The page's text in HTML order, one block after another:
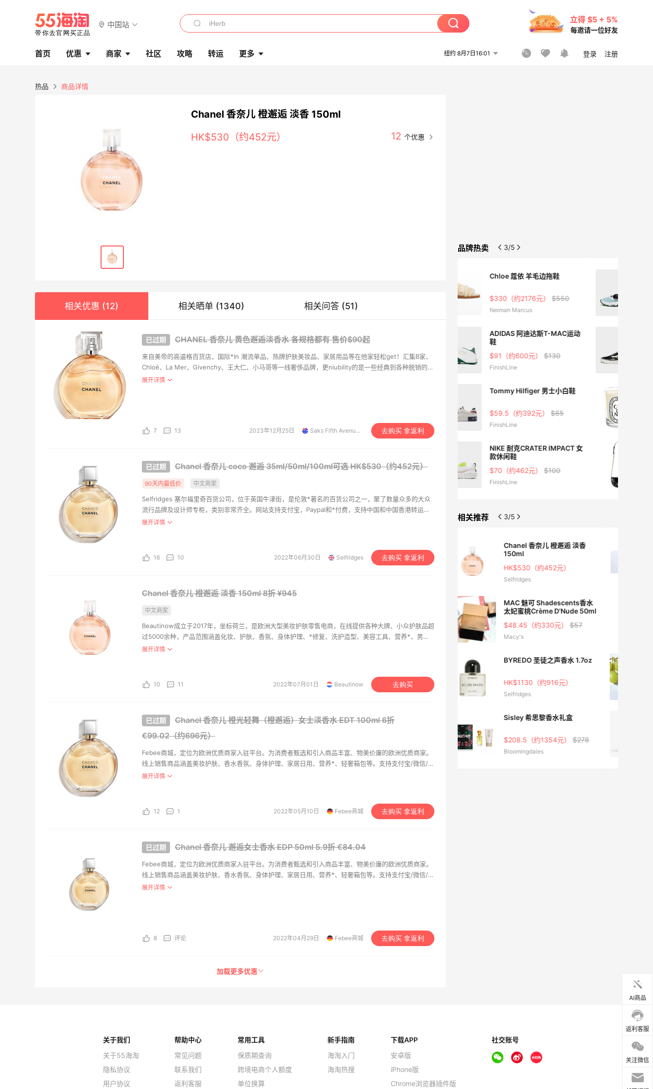
中国站
立得 $5 + 5%
每邀请一位好友
首页 优惠 商家 社区 攻略 转运 更多 纽约 8月7日16:01 登录 注册
热品 商品详情
Chanel 香奈儿 橙邂逅 淡香 150ml
HK$530（约452元）
12
相关优惠 (12) 相关晒单 (1340) 相关问答 (51)
CHANEL 香奈儿 黄色邂逅淡香水 各规格都有售价$90起
来自美帝的高逼格百货店，国际*In 潮流单品、热牌护肤美妆品、家居用品等在他家轻松get！汇集B家、
Chloé、La Mer、Givenchy、王大仁、小马哥等一线奢侈品牌，更niubility的是一些经典到各种脱销的限
量款也能在第五大道剁手带走。
展开详情
7 13 2023年12月25日 Saks Fifth Avenue APAC 去购买 拿返利
Chanel 香奈儿 coco 邂逅 35ml/50ml/100ml可选HK$530（约452元）
90天内最低价 中文商家
Selfridges 塞尔福里奇百货公司，位于英国牛津街，是伦敦*著名的百货公司之一，聚了数量众多的大众
流行品牌及设计师专柜，类别非常齐全。网站支持支付宝，Paypal和*付费，支持中国和中国香港转运地
址配送，邮费为225*，或者用360*参与全年全球免邮的Selfridges+计划。配送至中国一般5个工作日可
展开详情
16 10 2022年06月30日 Selfridges 去购买 拿返利
Chanel 香奈儿 橙邂逅 淡香 150ml8折 ¥945
中文商家
Beautinow成立于2017年，坐标荷兰，是欧洲大型美妆护肤零售电商，在线提供各种大牌、小众护肤品超
过5000余种，产品范围涵盖化妆、护肤、香氛、身体护理、*修复、洗护造型、美容工具、营养*、男士
护理等类别，让您一站式购买全球好物，去探索巨大的美妆护肤世界，一起“即刻美丽”。
展开详情
10 11 2022年07月01日 Beautinow 去购买
Chanel 香奈儿 橙光轻舞（橙邂逅）女士淡香水 EDT 100ml6折
€99.02（约696元）
Febee商城，定位为欧洲优质商家入驻平台。为消费者甄选和引入商品丰富、物美价廉的欧洲优质商家。
线上销售商品涵盖美妆护肤、香水香氛、身体护理、家居日用、营养*、轻奢箱包等。支持支付宝/微信/银
联支付，快捷方便，专业的中文客服提供售前售后咨询，给您一站式的海淘购物体验。 目前Febee商城已
展开详情
12 1 2022年05月10日 Febee商城 去购买 拿返利
Chanel 香奈儿 邂逅女士香水 EDP 50ml5.9折 €84.04
Febee商城，定位为欧洲优质商家入驻平台。为消费者甄选和引入商品丰富、物美价廉的欧洲优质商家。
线上销售商品涵盖美妆护肤、香水香氛、身体护理、家居日用、营养*、轻奢箱包等。支持支付宝/微信/银
联支付，快捷方便，专业的中文客服提供售前售后咨询，给您一站式的海淘购物体验。 目前Febee商城已
展开详情
8 评论 2022年04月29日 Febee商城 去购买 拿返利
加载更多优惠
品牌热卖 3/5
NARS
淡香 100ML
£42.31（约368元）£50
Selfridges
$59.5（约392元）$85
FinishLine
鞋
$91（约600元）$130
FinishLine
FinishLine
$70（约462元）$100
NIKE 耐克ZOOM FREAK 运动
$84（约554元）
FinishLine
Vans范斯 Old Skool黑色板鞋
$45.5（约300元）
DIPTYQUE 栀子花香薰蜡烛
£42.33（约348元）
Alexander wang 大王legacy
$695（约4582元）
相关推荐 3/5
HK$1130（约916元）
Selfridges
Diptyque Eau Rose 香发喷雾
30ml
HK$380（约324元）
Selfridges
150ml
HK$530（约452元）
$48.45（约330元）$57
Macy's
HK$1130（约916元）
Selfridges
Sisley 希思黎香水礼盒
Bloomingdales
BYREDO 百瑞德 白色浪漫女士
香水 EDP 100ml
$157.88（约1089元）
eBay
Jo Malone 祖玛珑鼠尾草&海
盐香水 3.4oz
€91.88（约731元）€106
德国BA保镖药房中文网
Burberry巴宝莉Her系列青提
$72.25（约469元）
Macy's
Byredo 香草古董香水
HK$2100（约1749元）
Selfridges
AI商品
返利客服
关注微信
关于我们
关于55海淘
隐私协议
用户协议
帮助中心
常见问题
联系我们
返利客服
常用工具
保质期查询
跨境电商个人额度
单位换算
新手指南
海淘入门
海淘热搜
下载APP
安卓版
iPhone版
Chrome浏览器插件版
社交账号